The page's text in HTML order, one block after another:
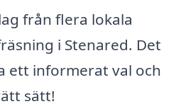
från flera lokala
i Stenared. Det
ett informerat val och
sätt!